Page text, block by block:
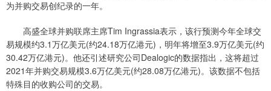
为并购交易创纪录的一年。
高盛全球并购联席主席Tim Ingrassia表示，该行预测今年全球交
易规模约3.1万亿美元(约24.18万亿港元)，明年将增至3.9万亿美元(约
30.42万亿港元)。他还引述研究公司Dealogic的数据指出，这将超过
2021年并购交易规模3.6万亿美元(约28.08万亿港元)。该数据不包括
特殊目的收购公司的交易。